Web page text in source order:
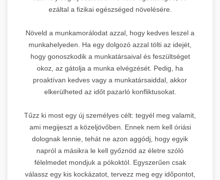
ezáltal a fizikai egészséged növelésére.
Növeld a munkamorálodat azzal, hogy kedves leszel a
munkahelyeden. Ha egy dolgozó azzal tölti az idejét,
hogy gonoszkodik a munkatársaival és feszültséget
okoz, az gátolja a munka elvégzését. Pedig, ha
proaktívan kedves vagy a munkatársaiddal, akkor
elkerülheted az időt pazarló konfliktusokat.
Tűzz ki most egy új személyes célt: tegyél meg valamit,
ami megijeszt a közeljövőben. Ennek nem kell óriási
dolognak lennie, tehát ne azon aggódj, hogy egyik
napról a másikra le kell győznöd az életre szóló
félelmedet mondjuk a pókoktól. Egyszerűen csak
válassz egy kis kockázatot, tervezz meg egy időpontot,